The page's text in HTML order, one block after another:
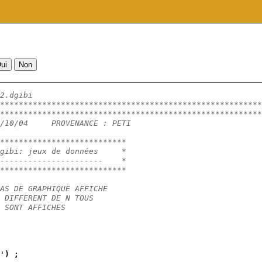
10/04     PROVENANCE : PETI
jeux de données     *
*
DE GRAPHIQUE AFFICHE
DE N TOUS
AFFICHES
)
;